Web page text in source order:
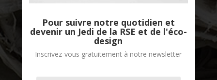
Pour suivre notre quotidien et
devenir un Jedi de la RSE et de l'éco-
design
Inscrivez-vous gratuitement à notre newsletter